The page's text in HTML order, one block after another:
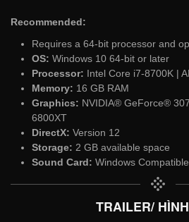
Recommended:
Requires a 64-bit processor and
OS: Windows 10 64-bit or later
Processor: Intel Core i7-8700K |
Memory: 16 GB RAM
Graphics: NVIDIA® GeForce®
6800XT
DirectX: Version 12
Storage: 2 GB available space
Sound Card: Windows
TRAILER/